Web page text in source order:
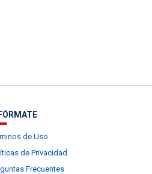
de Uso
de Privacidad
Frecuentes